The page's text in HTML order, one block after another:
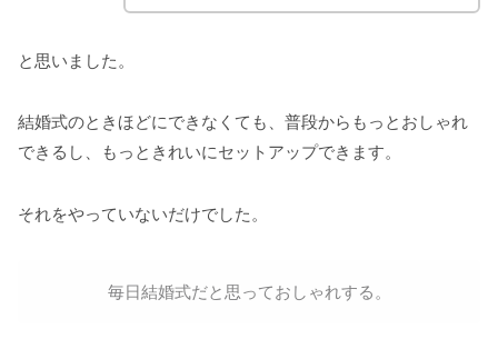
と思いました。
結婚式のときほどにできなくても、普段からもっとおしゃれ
できるし、もっときれいにセットアップできます。
それをやっていないだけでした。
毎日結婚式だと思っておしゃれする。